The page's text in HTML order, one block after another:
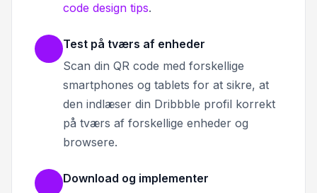
code design tips.
Test på tværs af enheder
Scan din QR code med forskellige
smartphones og tablets for at sikre, at
den indlæser din Dribbble profil korrekt
på tværs af forskellige enheder og
browsere.
Download og implementer